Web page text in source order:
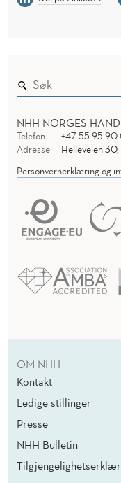
NHH NORGES
Telefon
+47 55 95
Adresse
Helleveien
Personvernerklæring og
OM NHH
Kontakt
Ledige stillinger
Presse
NHH Bulletin